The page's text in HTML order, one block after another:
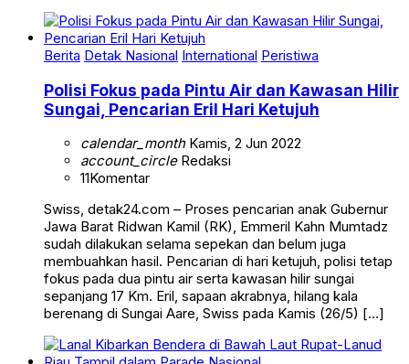
Berita Detak Nasional International Peristiwa
Polisi Fokus pada Pintu Air dan Kawasan Hilir
Sungai, Pencarian Eril Hari Ketujuh
calendar_monthKamis, 2 Jun 2022
account_circleRedaksi
11Komentar
Swiss, detak24.com – Proses pencarian anak Gubernur
Jawa Barat Ridwan Kamil (RK), Emmeril Kahn Mumtadz
sudah dilakukan selama sepekan dan belum juga
membuahkan hasil. Pencarian di hari ketujuh, polisi tetap
fokus pada dua pintu air serta kawasan hilir sungai
sepanjang 17 Km. Eril, sapaan akrabnya, hilang kala
berenang di Sungai Aare, Swiss pada Kamis (26/5) […]